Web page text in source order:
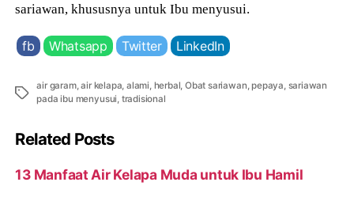
sariawan, khususnya untuk Ibu menyusui.
fb Whatsapp Twitter LinkedIn
Tags
air garam,air kelapa, alami, herbal,Obat sariawan,pepaya, sariawan
pada ibu menyusui, tradisional
Related Posts
13 Manfaat Air Kelapa Muda untuk Ibu Hamil